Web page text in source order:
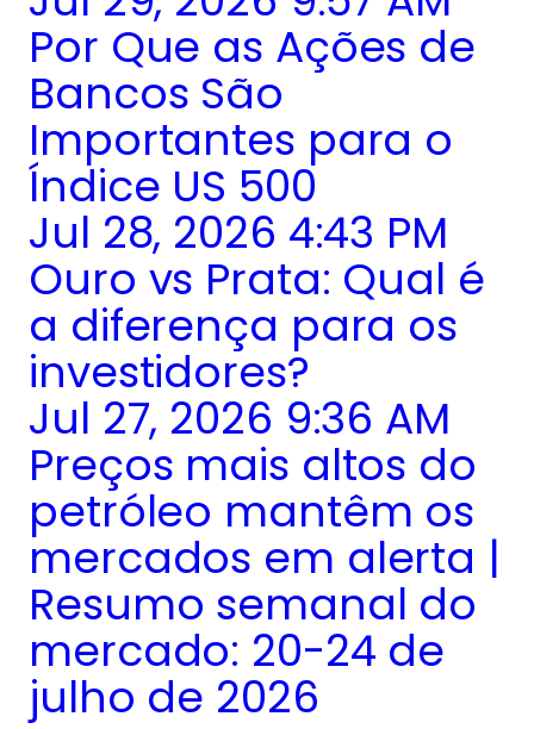
Por Que as Ações de
Bancos São
Importantes para o
Índice US 500
Jul 28, 2026 4:43 PM
Ouro vs Prata: Qual é
a diferença para os
investidores?
Jul 27, 2026 9:36 AM
Preços mais altos do
petróleo mantêm os
mercados em alerta |
Resumo semanal do
mercado: 20-24 de
julho de 2026